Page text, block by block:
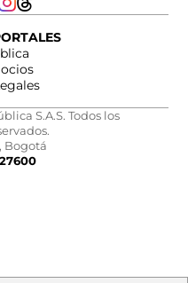
S.A.S. Todos los
Bogotá